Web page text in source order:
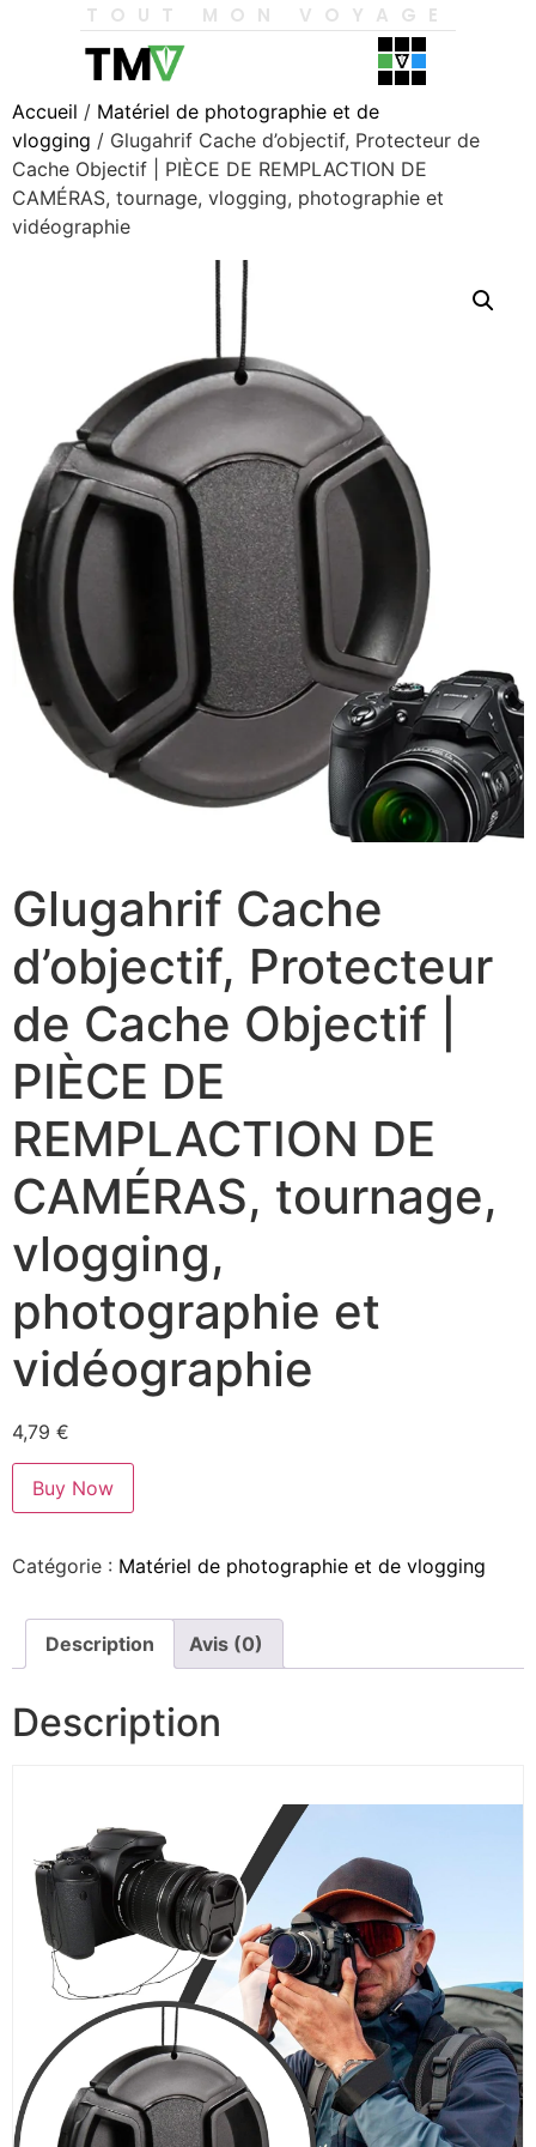
TOUT MON VOYAGE
Accueil / Matériel de photographie et de
vlogging / Glugahrif Cache d’objectif, Protecteur de
Cache Objectif | PIÈCE DE REMPLACTION DE
CAMÉRAS, tournage, vlogging, photographie et
vidéographie
Glugahrif Cache
d’objectif, Protecteur
de Cache Objectif |
PIÈCE DE
REMPLACTION DE
CAMÉRAS, tournage,
vlogging,
photographie et
vidéographie
4,79 €
Buy Now
Catégorie : Matériel de photographie et de vlogging
Description Avis (0)
Description